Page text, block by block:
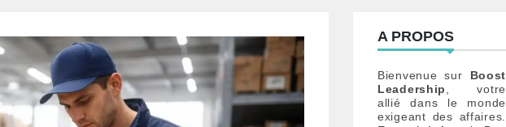
A PROPOS
Bienvenue sur Boost
Leadership
, votre
allié dans le monde
exigeant des affaires.